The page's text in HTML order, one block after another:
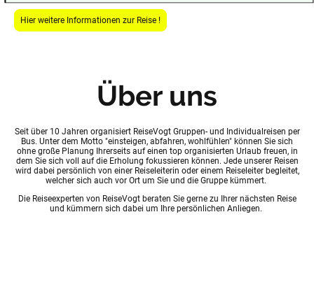
Hier weitere Informationen zur Reise !
Über uns
Seit über 10 Jahren organisiert ReiseVogt Gruppen- und Individualreisen per
Bus. Unter dem Motto "einsteigen, abfahren, wohlfühlen" können Sie sich
ohne große Planung Ihrerseits auf einen top organisierten Urlaub freuen, in
dem Sie sich voll auf die Erholung fokussieren können. Jede unserer Reisen
wird dabei persönlich von einer Reiseleiterin oder einem Reiseleiter begleitet,
welcher sich auch vor Ort um Sie und die Gruppe kümmert.
Die Reiseexperten von ReiseVogt beraten Sie gerne zu Ihrer nächsten Reise
und kümmern sich dabei um Ihre persönlichen Anliegen.